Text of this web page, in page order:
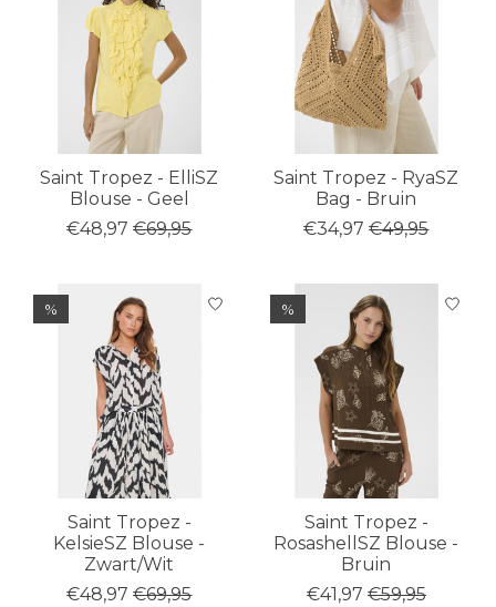
Saint Tropez - ElliSZ
Blouse - Geel
€48,97 €69,95
Saint Tropez - RyaSZ
Bag - Bruin
€34,97 €49,95
%
Saint Tropez -
KelsieSZ Blouse -
Zwart/Wit
€48,97 €69,95
%
Saint Tropez -
RosashellSZ Blouse -
Bruin
€41,97 €59,95